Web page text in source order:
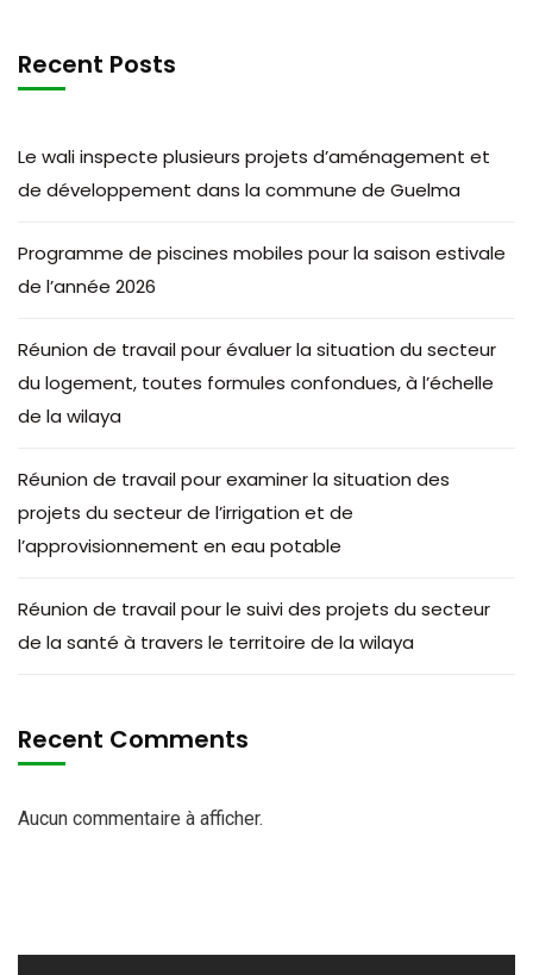
Recent Posts
Le wali inspecte plusieurs projets d’aménagement et
de développement dans la commune de Guelma
Programme de piscines mobiles pour la saison estivale
de l’année 2026
Réunion de travail pour évaluer la situation du secteur
du logement, toutes formules confondues, à l’échelle
de la wilaya
Réunion de travail pour examiner la situation des
projets du secteur de l’irrigation et de
l’approvisionnement en eau potable
Réunion de travail pour le suivi des projets du secteur
de la santé à travers le territoire de la wilaya
Recent Comments
Aucun commentaire à afficher.